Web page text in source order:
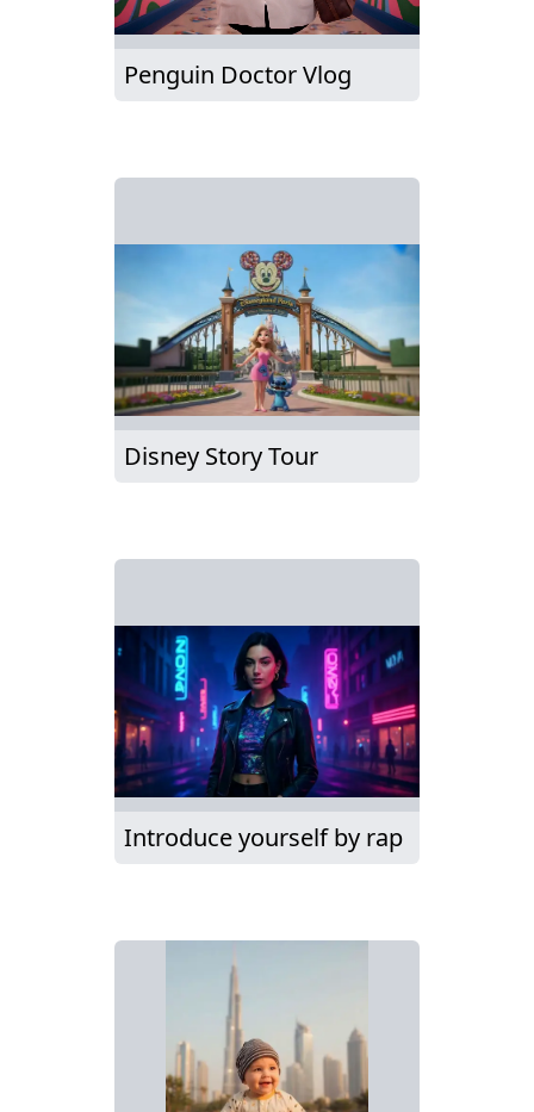
Penguin Doctor Vlog
Disney Story Tour
Introduce yourself by rap